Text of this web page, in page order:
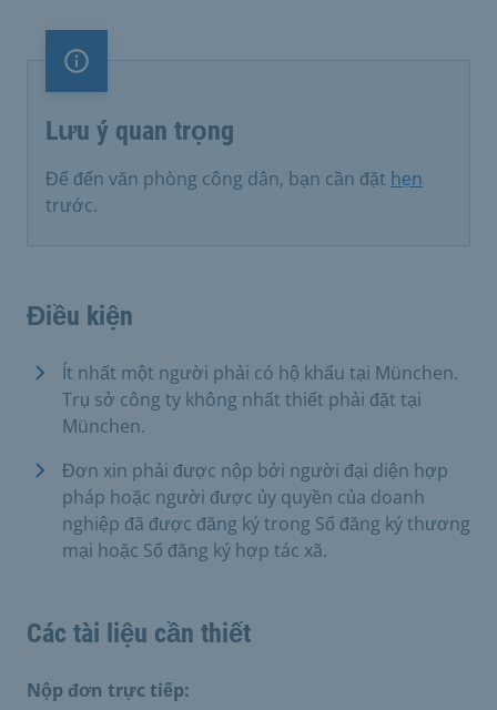
Lưu ý quan trọng
Lưu ý quan trọng
Để đến văn phòng công dân, bạn cần đặt hẹn
trước.
Điều kiện
Ít nhất một người phải có hộ khẩu tại München.
Trụ sở công ty không nhất thiết phải đặt tại
München.
Đơn xin phải được nộp bởi người đại diện hợp
pháp hoặc người được ủy quyền của doanh
nghiệp đã được đăng ký trong Sổ đăng ký thương
mại hoặc Sổ đăng ký hợp tác xã.
Các tài liệu cần thiết
Nộp đơn trực tiếp: